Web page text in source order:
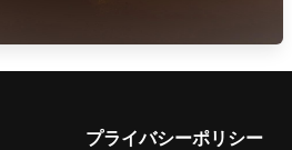
プライバシーポリシー